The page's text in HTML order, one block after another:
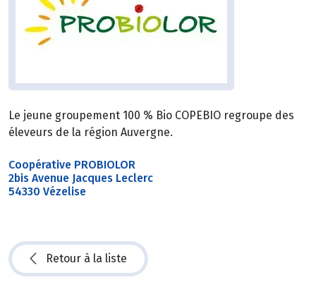
Le jeune groupement 100 % Bio COPEBIO regroupe des
éleveurs de la région Auvergne.
Coopérative PROBIOLOR
2bis Avenue Jacques Leclerc
54330 Vézelise
Retour à la liste